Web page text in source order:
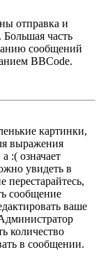
отправка и
часть
сообщений
BBCode.
картинки,
выражения
:( означает
увидеть в
перестарайтесь,
сообщение
ваше
количество
в сообщении.